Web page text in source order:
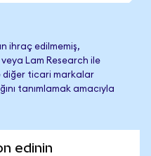
ihraç edilmemiş,
Lam Research ile
diğer ticari markalar
tanımlamak amacıyla
edinin